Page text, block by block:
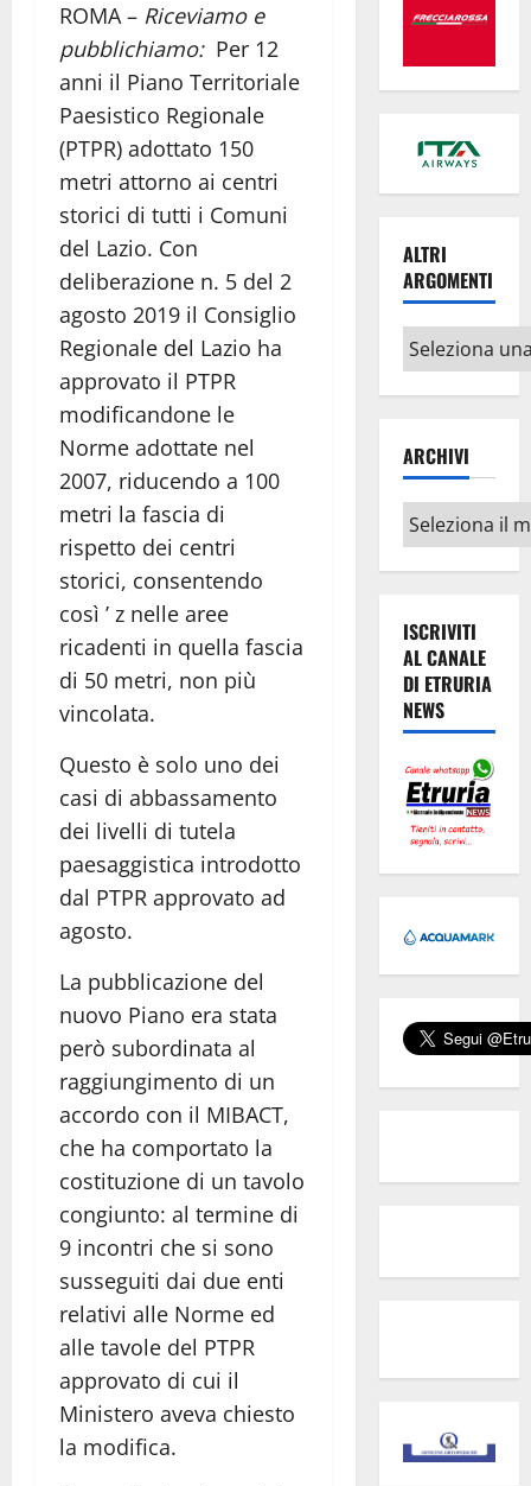
ROMA – Riceviamo e
pubblichiamo: Per 12
anni il Piano Territoriale
Paesistico Regionale
(PTPR) adottato 150
metri attorno ai centri
storici di tutti i Comuni
del Lazio. Con
deliberazione n. 5 del 2
agosto 2019 il Consiglio
Regionale del Lazio ha
approvato il PTPR
modificandone le
Norme adottate nel
2007, riducendo a 100
metri la fascia di
rispetto dei centri
storici, consentendo
così ’ z nelle aree
ricadenti in quella fascia
di 50 metri, non più
vincolata.
Questo è solo uno dei
casi di abbassamento
dei livelli di tutela
paesaggistica introdotto
dal PTPR approvato ad
agosto.
La pubblicazione del
nuovo Piano era stata
però subordinata al
raggiungimento di un
accordo con il MIBACT,
che ha comportato la
costituzione di un tavolo
congiunto: al termine di
9 incontri che si sono
susseguiti dai due enti
relativi alle Norme ed
alle tavole del PTPR
approvato di cui il
Ministero aveva chiesto
la modifica.
ALTRI
ARGOMENTI
Altri
argomenti
ARCHIVI
Archivi
ISCRIVITI
AL CANALE
DI ETRURIA
NEWS